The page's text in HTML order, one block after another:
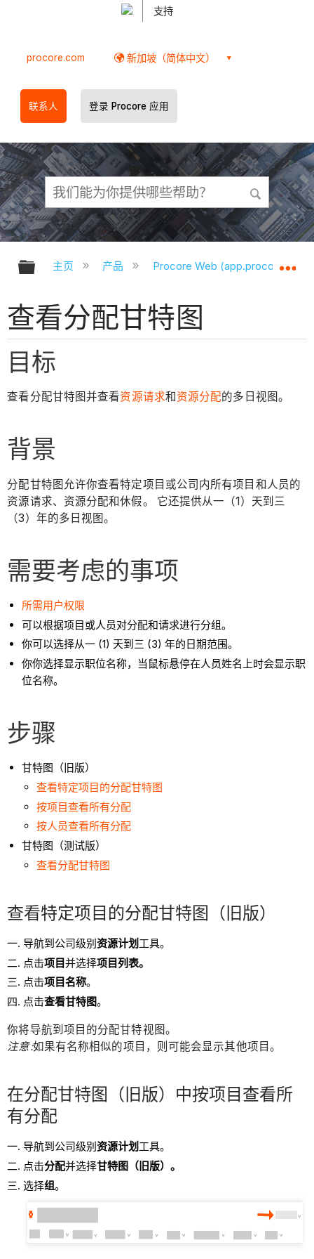
支持
procore.com 新加坡（简体中文）
联系人 登录 Procore 应用
扩展/隐缩全局层次
主页 产品 Procore Web
查看分配甘特图
目标
查看分配甘特图并查看资源请求和资源分配的多日视图。
背景
分配甘特图允许你查看特定项目或公司内所有项目和人员的
资源请求、资源分配和休假。 它还提供从一（1）天到三
（3）年的多日视图。
需要考虑的事项
所需用户权限
可以根据项目或人员对分配和请求进行分组。
你可以选择从一 (1) 天到三 (3) 年的日期范围。
你你选择显示职位名称，当鼠标悬停在人员姓名上时会显示职
位名称。
步骤
甘特图（旧版）
查看特定项目的分配甘特图
按项目查看所有分配
按人员查看所有分配
甘特图（测试版）
查看分配甘特图
查看特定项目的分配甘特图（旧版）
导航到公司级别资源计划 工具。
点击项目并选择项目列表。
点击项目名称。
点击查看甘特图。
你将导航到项目的分配甘特视图。
注意:如果有名称相似的项目，则可能会显示其他项目。
在分配甘特图（旧版）中按项目查看所
有分配
导航到公司级别 资源计划 工具。
点击分配并选择甘特图（旧版）。
选择组。